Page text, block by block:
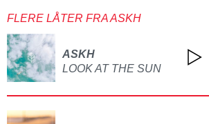
FLERE LÅTER FRA ASKH
ASKH
LOOK AT THE SUN